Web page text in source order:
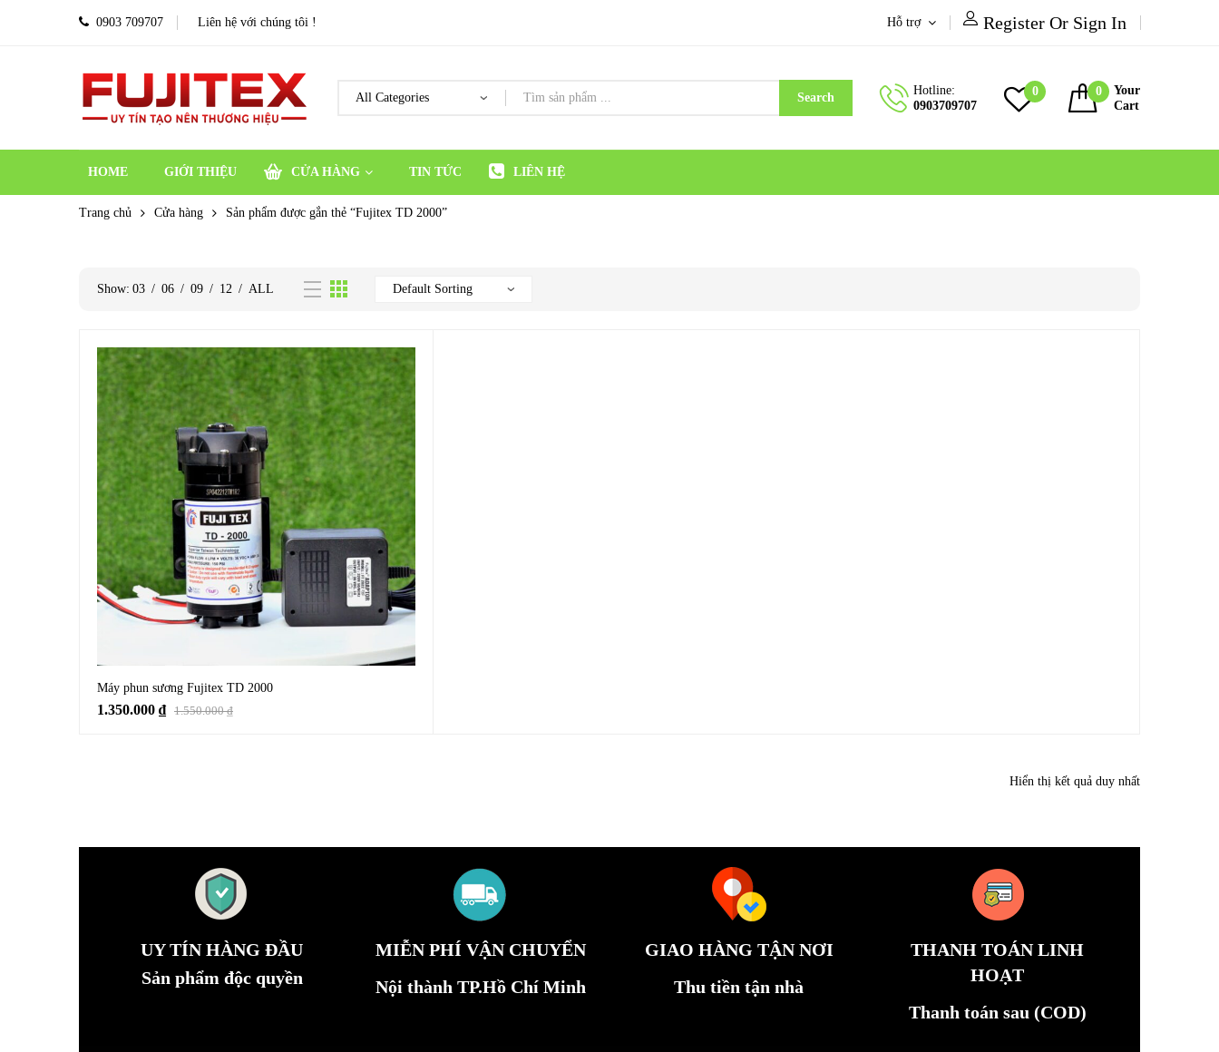
0903 709707 Liên hệ với chúng tôi ! Hỗ trợ Register Or Sign In
Search
Hotline:
0903709707
0 0
Your
Cart
HOME GIỚI THIỆU CỬA HÀNG TIN TỨC LIÊN HỆ
Trang chủ Cửa hàng Sản phẩm được gắn thẻ “Fujitex TD 2000”
Show: 03 / 06 / 09 / 12 / ALL
Máy phun sương Fujitex TD 2000
1.550.000₫
1.350.000 ₫
Hiển thị kết quả duy nhất
UY TÍN HÀNG ĐẦU
Sản phẩm độc quyền
MIỄN PHÍ VẬN CHUYỂN
Nội thành TP.Hồ Chí Minh
GIAO HÀNG TẬN NƠI
Thu tiền tận nhà
THANH TOÁN LINH
HOẠT
Thanh toán sau (COD)